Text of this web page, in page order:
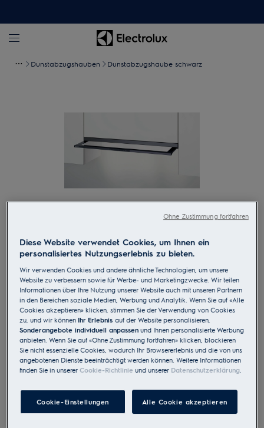
Dunstabzugshauben Dunstabzugshaube schwarz
DASL9046SW
Abluft Umluft Flachschirmhaube A
90 cm Schwarz
4.3 (19)
EU Produkt Fiche
CHF 1’875.00
UVP inkl. MwSt CHF (exkl. vRB)
Diese Website verwendet Cookies, um Ihnen ein
personalisiertes Nutzungserlebnis zu bieten.
Wir verwenden Cookies und andere ähnliche Technologien, um unsere
Website zu verbessern sowie für Werbe- und Marketingzwecke. Wir teilen
Informationen über Ihre Nutzung unserer Website auch mit unseren Partnern
in den Bereichen soziale Medien, Werbung und Analytik. Wenn Sie auf «Alle
Cookies akzeptieren» klicken, stimmen Sie der Verwendung von Cookies
zu, und wir können Ihr Erlebnisauf der Website personalisieren,
Sonderangebote individuell anpassen und Ihnen personalisierte Werbung
anbieten. Wenn Sie auf «Ohne Zustimmung fortfahren» klicken, blockieren
Sie nicht essenzielle Cookies, wodurch Ihr Browsererlebnis und die von uns
angebotenen Dienste beeinträchtigt werden können. Weitere Informationen
finden Sie in unsererCookie-Richtlinie und unserer Datenschutzerklärung.
Cookie-Einstellungen Alle Cookie akzeptieren
Ohne Zustimmung fortfahren